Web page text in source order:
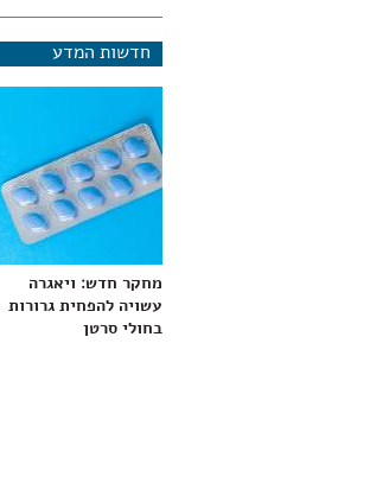
חדשות המדע
מחקר חדש: ויאגרה
עשויה להפחית גרורות
בחולי סרטן